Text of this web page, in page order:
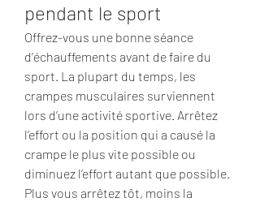
pendant le sport
Offrez-vous une bonne séance
d’échauffements avant de faire du
sport. La plupart du temps, les
crampes musculaires surviennent
lors d’une activité sportive. Arrêtez
l’effort ou la position qui a causé la
crampe le plus vite possible ou
diminuez l’effort autant que possible.
Plus vous arrêtez tôt, moins la